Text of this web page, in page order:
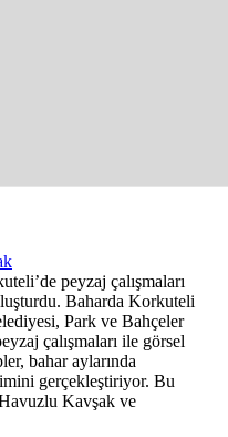
peyzaj çalışmaları
Baharda Korkuteli
Park ve Bahçeler
çalışmaları ile görsel
bahar aylarında
gerçekleştiriyor. Bu
Kavşak ve